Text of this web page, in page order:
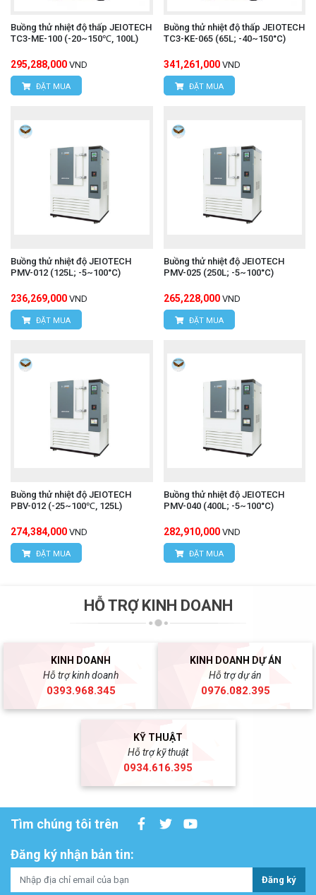
Buồng thử nhiệt độ thấp JEIOTECH
TC3-ME-100 (-20~150℃, 100L)
295,288,000 VND
ĐẶT MUA
Buồng thử nhiệt độ thấp JEIOTECH
TC3-KE-065 (65L; -40~150°C)
341,261,000 VND
ĐẶT MUA
Buồng thử nhiệt độ JEIOTECH
PMV-012 (125L; -5~100°C)
236,269,000 VND
ĐẶT MUA
Buồng thử nhiệt độ JEIOTECH
PMV-025 (250L; -5~100°C)
265,228,000 VND
ĐẶT MUA
Buồng thử nhiệt độ JEIOTECH
PBV-012 (-25~100℃, 125L)
274,384,000 VND
ĐẶT MUA
Buồng thử nhiệt độ JEIOTECH
PMV-040 (400L; -5~100°C)
282,910,000 VND
ĐẶT MUA
HỖ TRỢ KINH DOANH
KINH DOANH
Hỗ trợ kinh doanh
0393.968.345
KINH DOANH DỰ ÁN
Hỗ trợ dự án
0976.082.395
KỸ THUẬT
Hỗ trợ kỹ thuật
0934.616.395
Tìm chúng tôi trên
Đăng ký nhận bản tin:
Đăng ký